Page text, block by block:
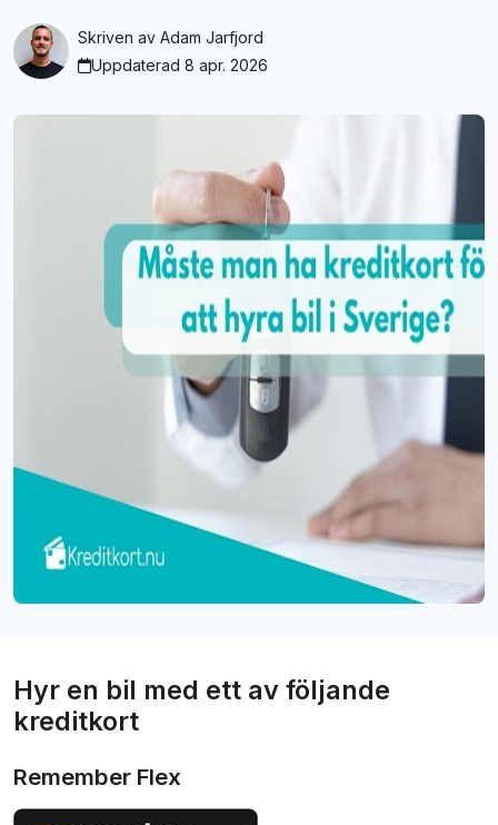
Skriven av Adam Jarfjord
Uppdaterad 8 apr. 2026
Hyr en bil med ett av följande
kreditkort
Remember Flex